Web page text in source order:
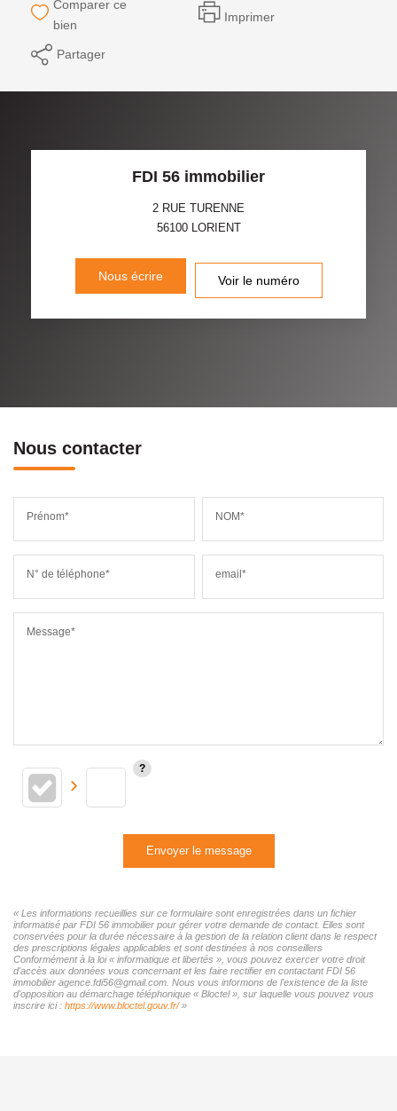
Comparer ce
bien
Imprimer
Partager
FDI 56 immobilier
2 RUE TURENNE
56100 LORIENT
Nous écrire Voir le numéro
Nous contacter
Prénom* NOM*
N° de téléphone* email*
Message*
Envoyer le message
« Les informations recueillies sur ce formulaire sont enregistrées dans un fichier
informatisé par FDI 56 immobilier pour gérer votre demande de contact. Elles sont
conservées pour la durée nécessaire à la gestion de la relation client dans le respect
des prescriptions légales applicables et sont destinées à nos conseillers
Conformément à la loi « informatique et libertés », vous pouvez exercer votre droit
d'accès aux données vous concernant et les faire rectifier en contactant FDI 56
immobilier agence.fdi56@gmail.com. Nous vous informons de l'existence de la liste
d'opposition au démarchage téléphonique « Bloctel », sur laquelle vous pouvez vous
inscrire ici : https://www.bloctel.gouv.fr/»